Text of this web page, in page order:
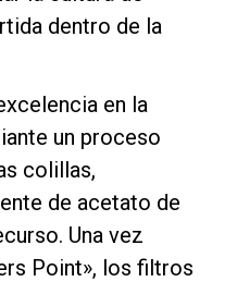
dentro de la
en la
un proceso
colillas,
de acetato de
Una vez
Point», los filtros